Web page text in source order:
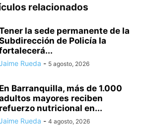
relacionados
la sede permanente de la
de Policía la
Rueda - 5 agosto, 2026
En Barranquilla, más de 1.000
mayores reciben
refuerzo nutricional en...
Rueda - 4 agosto, 2026